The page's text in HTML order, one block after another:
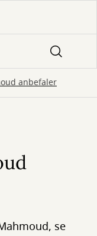
anbefaler
se